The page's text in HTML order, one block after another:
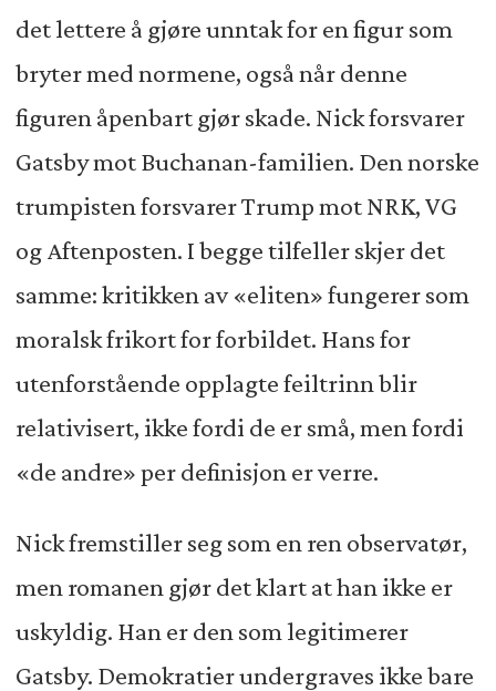
det lettere å gjøre unntak for en figur som
bryter med normene, også når denne
figuren åpenbart gjør skade. Nick forsvarer
Gatsby mot Buchanan-familien. Den norske
trumpisten forsvarer Trump mot NRK, VG
og Aftenposten. I begge tilfeller skjer det
samme: kritikken av «eliten» fungerer som
moralsk frikort for forbildet. Hans for
utenforstående opplagte feiltrinn blir
relativisert, ikke fordi de er små, men fordi
«de andre» per definisjon er verre.
Nick fremstiller seg som en ren observatør,
men romanen gjør det klart at han ikke er
uskyldig. Han er den som legitimerer
Gatsby. Demokratier undergraves ikke bare